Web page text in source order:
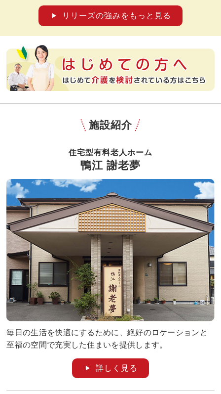
リリーズの強みをもっと見る
施設紹介
住宅型有料老人ホーム
鴨江 謝老夢
毎日の生活を快適にするために、絶好のロケーションと
至福の空間で充実した住まいを提供します。
詳しく見る